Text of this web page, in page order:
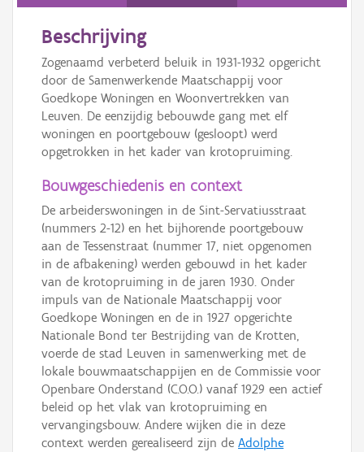
Beschrijving
Zogenaamd verbeterd beluik in 1931-1932 opgericht
door de Samenwerkende Maatschappij voor
Goedkope Woningen en Woonvertrekken van
Leuven. De eenzijdig bebouwde gang met elf
woningen en poortgebouw (gesloopt) werd
opgetrokken in het kader van krotopruiming.
Bouwgeschiedenis en context
De arbeiderswoningen in de Sint-Servatiusstraat
(nummers 2-12) en het bijhorende poortgebouw
aan de Tessenstraat (nummer 17, niet opgenomen
in de afbakening) werden gebouwd in het kader
van de krotopruiming in de jaren 1930. Onder
impuls van de Nationale Maatschappij voor
Goedkope Woningen en de in 1927 opgerichte
Nationale Bond ter Bestrijding van de Krotten,
voerde de stad Leuven in samenwerking met de
lokale bouwmaatschappijen en de Commissie voor
Openbare Onderstand (C.O.O.) vanaf 1929 een actief
beleid op het vlak van krotopruiming en
vervangingsbouw. Andere wijken die in deze
context werden gerealiseerd zijn de Adolphe